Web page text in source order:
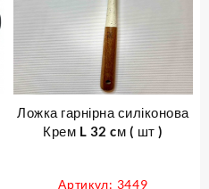
Ложка гарнірна силіконова
Крем L 32 cм ( шт )
Артикул: 3449